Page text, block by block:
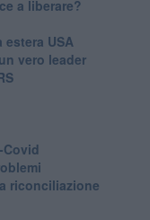
a liberare?
USA
vero leader
riconciliazione